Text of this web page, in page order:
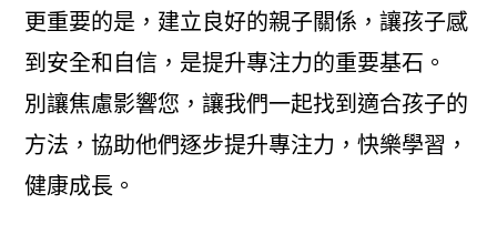
更重要的是，建立良好的親子關係，讓孩子感
到安全和自信，是提升專注力的重要基石。
別讓焦慮影響您，讓我們一起找到適合孩子的
方法，協助他們逐步提升專注力，快樂學習，
健康成長。